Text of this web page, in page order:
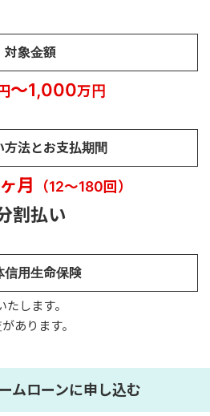
対象金額
円～1,000万円
方法とお支払期間
月 （12～180回）
割払い
信用生命保険
します。
あります。
ムローンに申し込む